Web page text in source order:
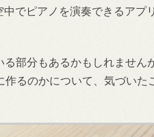
でピアノを演奏できるアプ
部分もあるかもしれませんが
るのかについて、気づいた